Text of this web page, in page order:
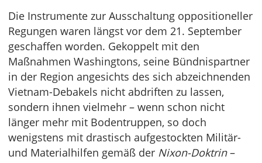
Die Instrumente zur Ausschaltung oppositioneller
Regungen waren längst vor dem 21. September
geschaffen worden. Gekoppelt mit den
Maßnahmen Washingtons, seine Bündnispartner
in der Region angesichts des sich abzeichnenden
Vietnam-Debakels nicht abdriften zu lassen,
sondern ihnen vielmehr – wenn schon nicht
länger mehr mit Bodentruppen, so doch
wenigstens mit drastisch aufgestockten Militär-
und Materialhilfen gemäß der Nixon-Doktrin–